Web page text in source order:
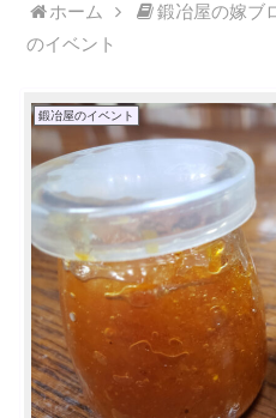
ホーム 鍛冶屋の嫁ブ
のイベント
鍛冶屋のイベント